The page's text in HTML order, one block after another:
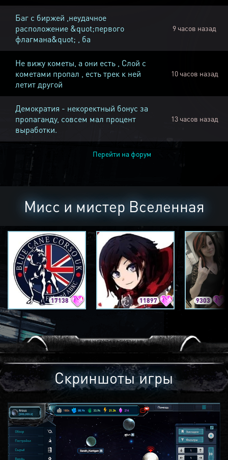
Баг с биржей ,неудачное
расположение &quot;первого
флагмана&quot; , ба
9 часов назад
Не вижу кометы, а они есть , Слой с
кометами пропал , есть трек к ней
летит другой
10 часов назад
Демократия - некоректный бонус за
пропаганду, совсем мал процент
выработки.
13 часов назад
Перейти на форум
Мисс и мистер Вселенная
17138 11897 9303
Скриншоты игры